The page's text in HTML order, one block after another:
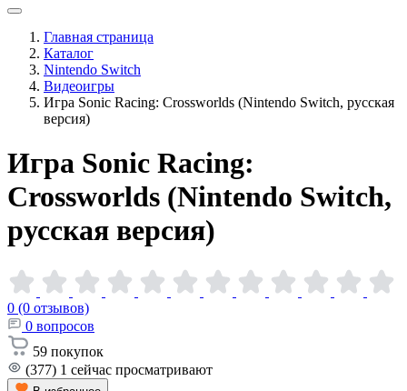
Главная страница
Каталог
Nintendo Switch
Видеоигры
Игра Sonic Racing: Crossworlds (Nintendo Switch, русская
версия)
Игра Sonic Racing:
Crossworlds (Nintendo Switch,
русская версия)
0 (0 отзывов)
0 вопросов
59 покупок
(377) 1 сейчас просматривают